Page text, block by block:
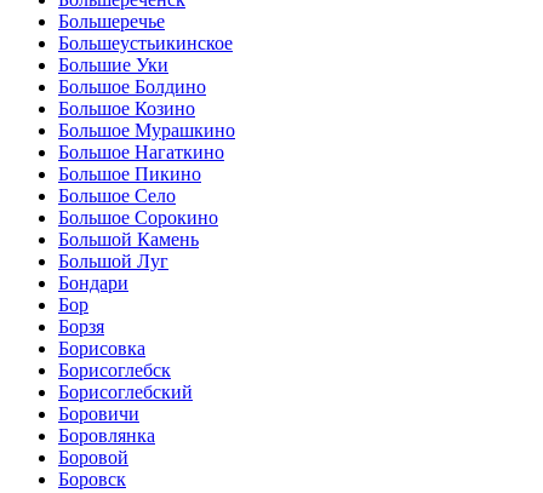
Большеречье
Большеустьикинское
Большие Уки
Большое Болдино
Большое Козино
Большое Мурашкино
Большое Нагаткино
Большое Пикино
Большое Село
Большое Сорокино
Большой Камень
Большой Луг
Бондари
Бор
Борзя
Борисовка
Борисоглебск
Борисоглебский
Боровичи
Боровлянка
Боровой
Боровск